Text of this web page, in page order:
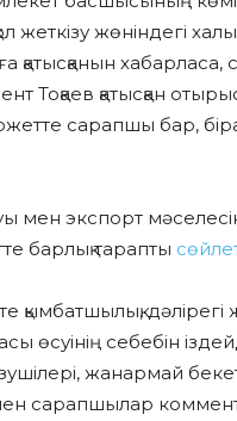
жеткізу жөніндегі
қатысқанын хабарласа,
Тоқаев қатысқан
сарапшы бар,
мен экспорт
барлық тарапты
қымбатшылық, дәлірегі
өсуінің себебін
жанармай
сарапшылар